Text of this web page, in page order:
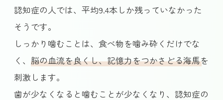
認知症の人では、平均9.4本しか残っていなかった
そうです。
しっかり噛むことは、食べ物を噛み砕くだけでな
く、脳の血流を良くし、記憶力をつかさどる海馬を
刺激 します。
歯が少なくなると噛むことが少なくなり、認知症の